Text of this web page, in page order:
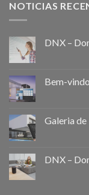
NOTICIAS
DNX –
Bem-
Galeria
DNX –